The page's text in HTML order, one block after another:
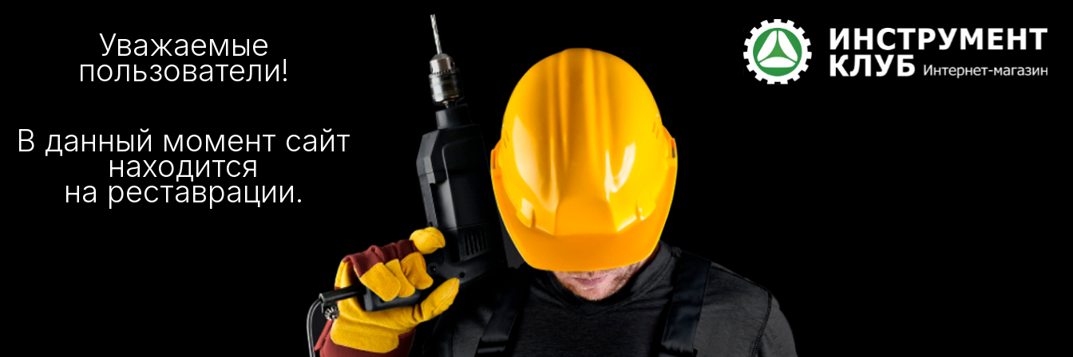
Уважаемые
пользователи!
В данный момент сайт
находится
на реставрации.